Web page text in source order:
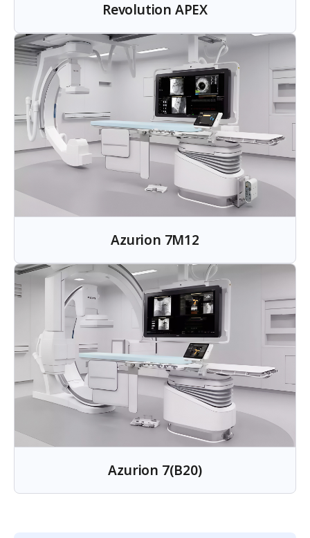
Revolution APEX
Azurion 7M12
Azurion 7(B20)